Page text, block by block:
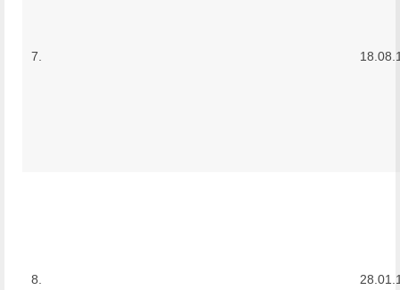
7.
8.